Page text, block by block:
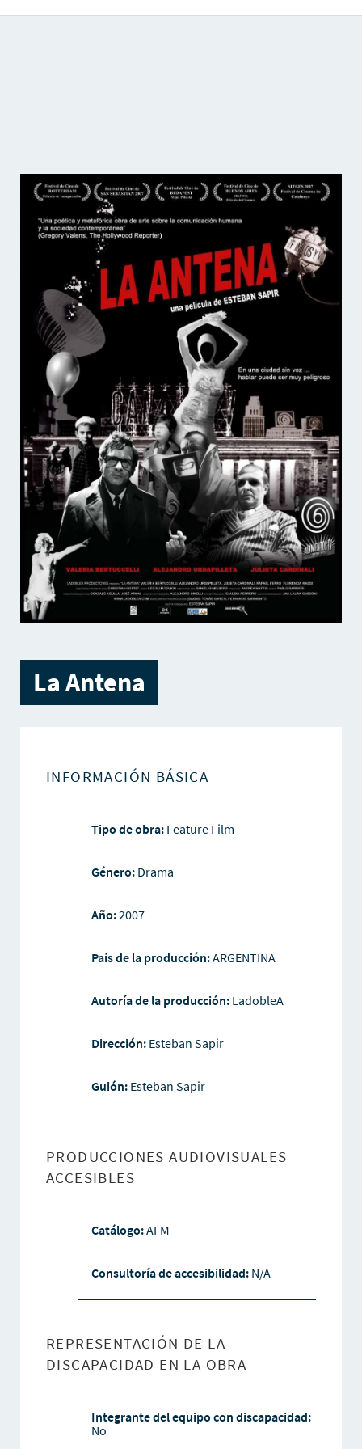
La Antena
INFORMACIÓN BÁSICA
Tipo de obra:Feature Film
Género:Drama
Año:2007
País de la producción:ARGENTINA
Autoría de la producción: LadobleA
Dirección: Esteban Sapir
Guión: Esteban Sapir
PRODUCCIONES AUDIOVISUALES
ACCESIBLES
Catálogo:AFM
Consultoría de accesibilidad: N/A
REPRESENTACIÓN DE LA
DISCAPACIDAD EN LA OBRA
Integrante del equipo con discapacidad:
No